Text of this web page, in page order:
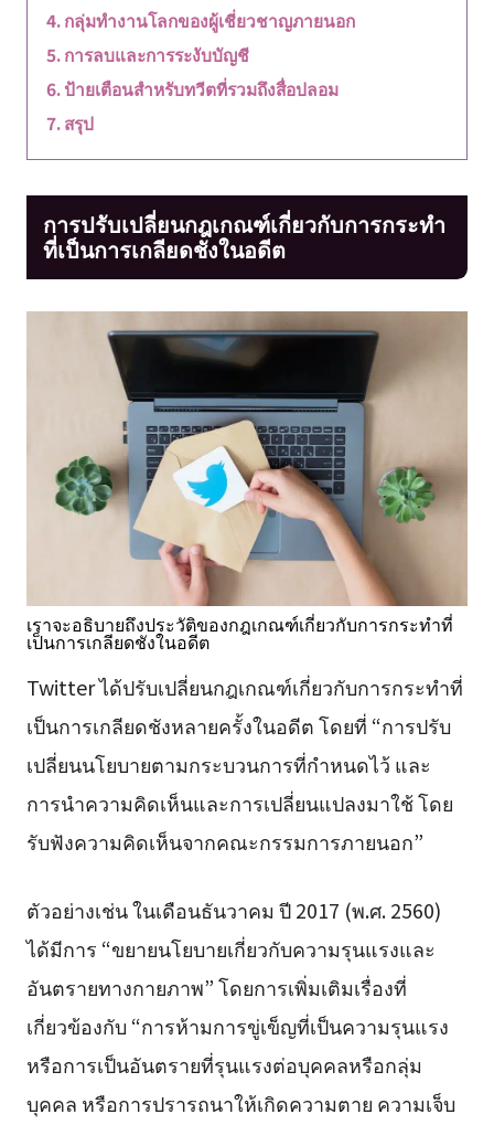
กลุ่มทำงานโลกของผู้เชี่ยวชาญภายนอก
การลบและการระงับบัญชี
ป้ายเตือนสำหรับทวีตที่รวมถึงสื่อปลอม
สรุป
การปรับเปลี่ยนกฎเกณฑ์เกี่ยวกับการกระทำ
ที่เป็นการเกลียดชังในอดีต
เราจะอธิบายถึงประวัติของกฎเกณฑ์เกี่ยวกับการกระทำที่
เป็นการเกลียดชังในอดีต
Twitter ได้ปรับเปลี่ยนกฎเกณฑ์เกี่ยวกับการกระทำที่
เป็นการเกลียดชังหลายครั้งในอดีต โดยที่ “การปรับ
เปลี่ยนนโยบายตามกระบวนการที่กำหนดไว้ และ
การนำความคิดเห็นและการเปลี่ยนแปลงมาใช้ โดย
รับฟังความคิดเห็นจากคณะกรรมการภายนอก”
ตัวอย่างเช่น ในเดือนธันวาคม ปี 2017 (พ.ศ. 2560)
ได้มีการ “ขยายนโยบายเกี่ยวกับความรุนแรงและ
อันตรายทางกายภาพ” โดยการเพิ่มเติมเรื่องที่
เกี่ยวข้องกับ “การห้ามการขู่เข็ญที่เป็นความรุนแรง
หรือการเป็นอันตรายที่รุนแรงต่อบุคคลหรือกลุ่ม
บุคคล หรือการปรารถนาให้เกิดความตาย ความเจ็บ